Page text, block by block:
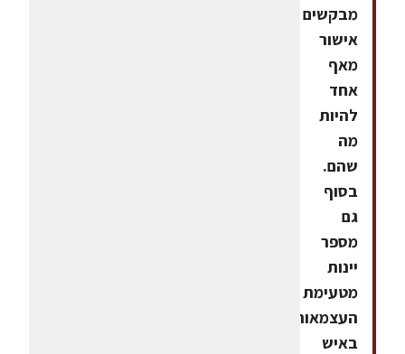
מבקשים
אישור
מאף
אחד
להיות
מה
שהם.
בסוף
גם
מספר
יינות
מטעימת
העצמאות
באיש